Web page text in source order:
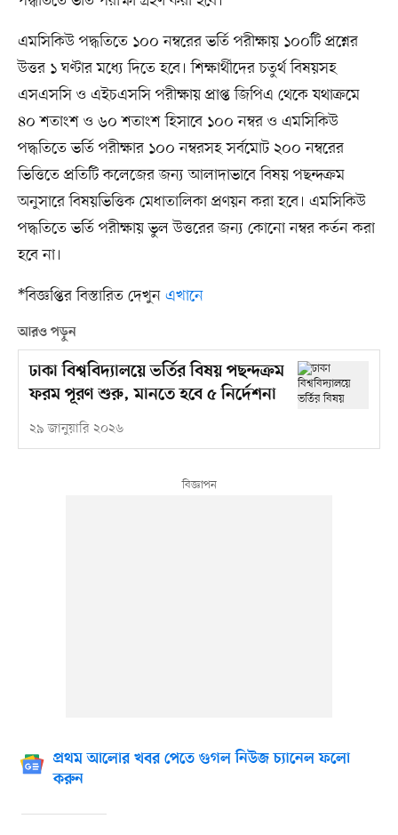
এমসিকিউ পদ্ধতিতে ১০০ নম্বরের ভর্তি পরীক্ষায় ১০০টি প্রশ্নের
উত্তর ১ ঘণ্টার মধ্যে দিতে হবে। শিক্ষার্থীদের চতুর্থ বিষয়সহ
এসএসসি ও এইচএসসি পরীক্ষায় প্রাপ্ত জিপিএ থেকে যথাক্রমে
৪০ শতাংশ ও ৬০ শতাংশ হিসাবে ১০০ নম্বর ও এমসিকিউ
পদ্ধতিতে ভর্তি পরীক্ষার ১০০ নম্বরসহ সর্বমোট ২০০ নম্বরের
ভিত্তিতে প্রতিটি কলেজের জন্য আলাদাভাবে বিষয় পছন্দক্রম
অনুসারে বিষয়ভিত্তিক মেধাতালিকা প্রণয়ন করা হবে। এমসিকিউ
পদ্ধতিতে ভর্তি পরীক্ষায় ভুল উত্তরের জন্য কোনো নম্বর কর্তন করা
হবে না।
*বিজ্ঞপ্তির বিস্তারিত দেখুন এখানে
আরও পড়ুন
ঢাকা বিশ্ববিদ্যালয়ে ভর্তির বিষয় পছন্দক্রম
ফরম পূরণ শুরু, মানতে হবে ৫ নির্দেশনা
২৯ জানুয়ারি ২০২৬
প্রথম আলোর খবর পেতে গুগল নিউজ চ্যানেল ফলো
করুন